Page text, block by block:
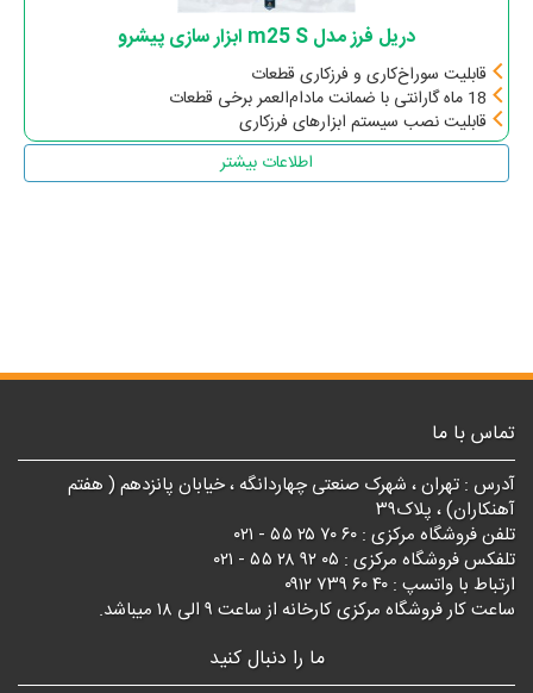
دریل فرز مدل m25 S ابزار سازی پیشرو
قابلیت سوراخ‌کاری و فرزکاری قطعات
18 ماه گارانتی با ضمانت مادام‌العمر برخی قطعات
قابلیت نصب سیستم ابزارهای فرزکاری
اطلاعات بیشتر
تماس با ما
آدرس : تهران ، شهرک صنعتی چهاردانگه ، خیابان پانزدهم ( هفتم
آهنکاران) ، پلاک۳۹
تلفن فروشگاه مرکزی : ۶۰ ۷۰ ۲۵ ۵۵ - ۰۲۱
تلفکس فروشگاه مرکزی : ۰۵ ۹۲ ۲۸ ۵۵ - ۰۲۱
ارتباط با واتسپ : ۴۰ ۶۰ ۷۳۹ ۰۹۱۲
ساعت کار فروشگاه مرکزی کارخانه از ساعت ۹ الی ۱۸ میباشد.
ما را دنبال کنید